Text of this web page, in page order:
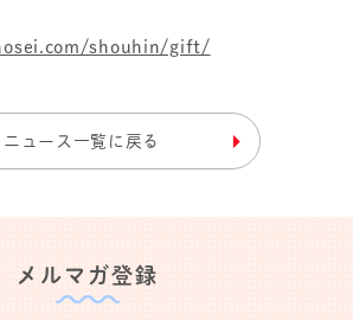
shouhin/gift/
ニュース一覧に戻る
メルマガ登録